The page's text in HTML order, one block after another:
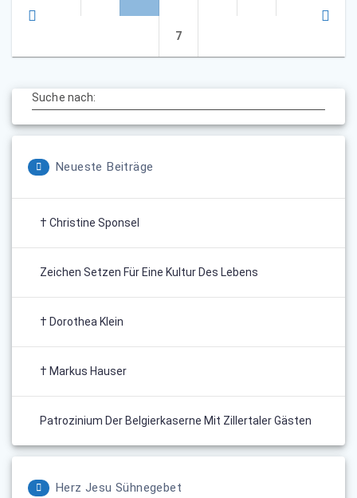
Seite
7
Suche nach:
Neueste Beiträge
† Christine Sponsel
Zeichen Setzen Für Eine Kultur Des Lebens
† Dorothea Klein
† Markus Hauser
Patrozinium Der Belgierkaserne Mit Zillertaler Gästen
Herz Jesu Sühnegebet